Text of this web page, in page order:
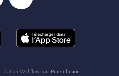
Webflow par Pure illusion